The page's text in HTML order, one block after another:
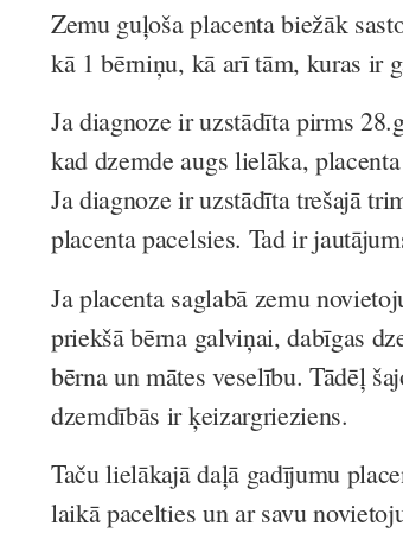
Zemu guļoša placenta biežāk
kā 1 bērniņu, kā arī tām, kuras ir
Ja diagnoze ir uzstādīta pirms
kad dzemde augs lielāka,
Ja diagnoze ir uzstādīta trešajā
placenta pacelsies. Tad ir
Ja placenta saglabā zemu
priekšā bērna galviņai, dabīgas
bērna un mātes veselību. Tādēļ
dzemdībās ir ķeizargrieziens.
Taču lielākajā daļā gadījumu
laikā pacelties un ar savu